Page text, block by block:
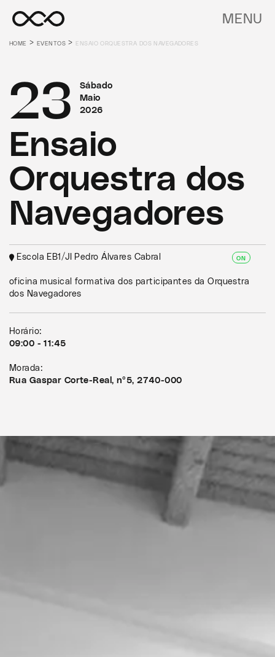
MENU
HOME >EVENTOS > ENSAIO ORQUESTRA DOS NAVEGADORES
Sábado
Maio
2026
23
Ensaio
Orquestra dos
Navegadores
Escola EB1/JI Pedro Álvares Cabral ON
oficina musical formativa dos participantes da Orquestra
dos Navegadores
Horário:
09:00 - 11:45
Morada:
Rua Gaspar Corte-Real, nº5, 2740-000